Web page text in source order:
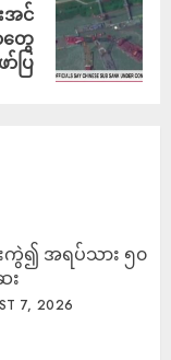
အင်
တွေ
ာ်ပြ
ကွဲ၍ အရပ်သား ၅၀
း
7, 2026